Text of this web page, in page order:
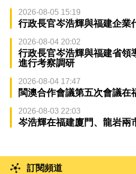
2026-08-05 15:19
行政長官岑浩輝與福建企業
2026-08-04 20:02
行政長官岑浩輝與福建省領
進行考察調研
2026-08-04 17:47
閩澳合作會議第五次會議在
2026-08-03 22:03
岑浩輝在福建廈門、龍岩兩
訂閱頻道